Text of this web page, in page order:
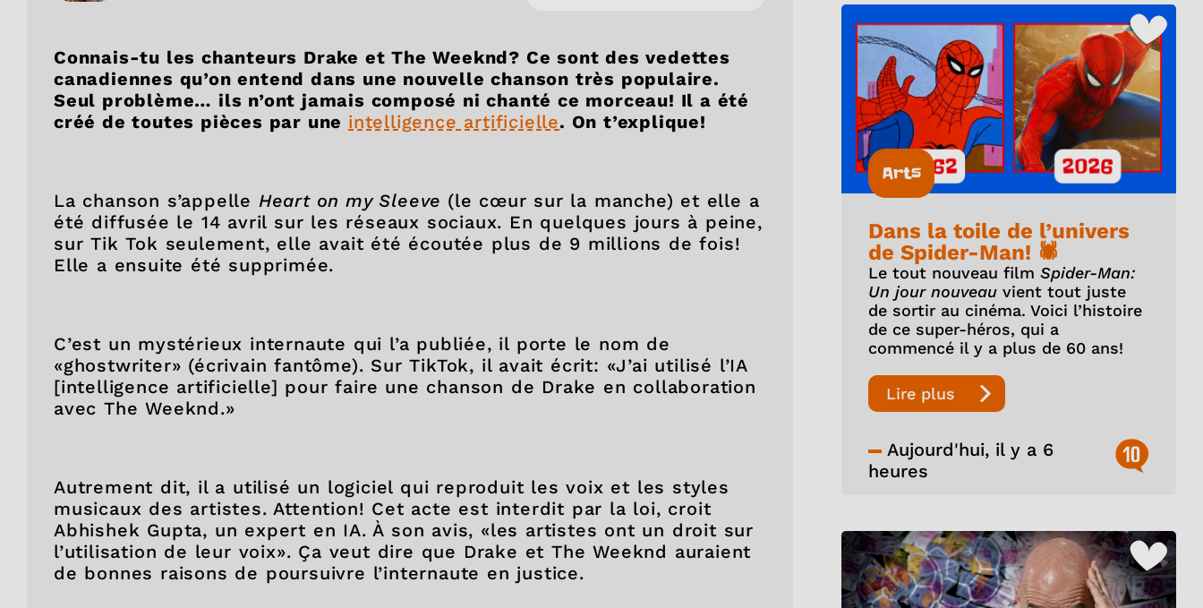
Connais-tu les chanteurs Drake et The Weeknd? Ce sont des vedettes
canadiennes qu’on entend dans une nouvelle chanson très populaire.
Seul problème… ils n’ont jamais composé ni chanté ce morceau! Il a été
créé de toutes pièces par une intelligence artificielle. On t’explique!
La chanson s’appelle Heart on my Sleeve (le cœur sur la manche) et elle a
été diffusée le 14 avril sur les réseaux sociaux. En quelques jours à peine,
sur Tik Tok seulement, elle avait été écoutée plus de 9 millions de fois!
Elle a ensuite été supprimée.
C’est un mystérieux internaute qui l’a publiée, il porte le nom de
«ghostwriter» (écrivain fantôme). Sur TikTok, il avait écrit: «J’ai utilisé l’IA
[intelligence artificielle] pour faire une chanson de Drake en collaboration
avec The Weeknd.»
Autrement dit, il a utilisé un logiciel qui reproduit les voix et les styles
musicaux des artistes. Attention! Cet acte est interdit par la loi, croit
Abhishek Gupta, un expert en IA. À son avis, «les artistes ont un droit sur
l’utilisation de leur voix». Ça veut dire que Drake et The Weeknd auraient
de bonnes raisons de poursuivre l’internaute en justice.
Arts
Dans la toile de l’univers
de Spider-Man! 🕷️
Le tout nouveau film Spider-Man:
Un jour nouveauvient tout juste
de sortir au cinéma. Voici l’histoire
de ce super-héros, qui a
commencé il y a plus de 60 ans!
Lire plus
Aujourd'hui, il y a 6
heures
10